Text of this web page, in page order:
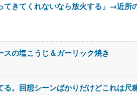
てきてくれないなら放火する」→近
の塩こうじ＆ガーリック焼き
。回想シーンばかりだけどこれは尺